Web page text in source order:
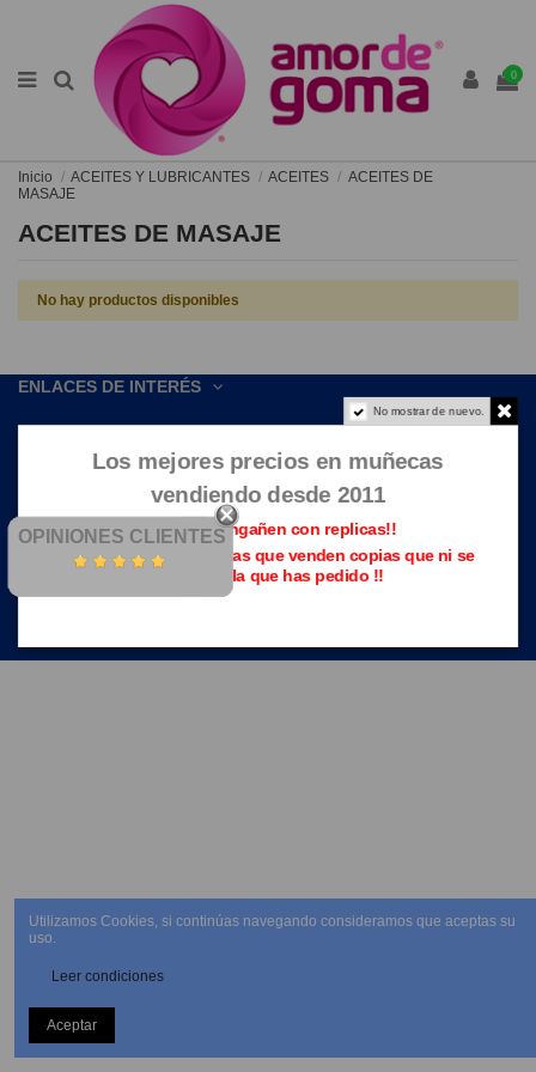
0
Inicio ACEITES Y LUBRICANTES ACEITES
ACEITES DE
MASAJE
ACEITES DE MASAJE
No hay productos disponibles
ENLACES DE INTERÉS
OPINIONES CLIENTES
No mostrar de nuevo.
Los mejores precios en muñecas
vendiendo desde 2011
Que no te engañen con replicas!!
Evita las páginas piratas que venden copias que ni se
parecen a la que has pedido !!
Utilizamos Cookies, si continúas navegando consideramos que aceptas su
uso.
Leer condiciones
Aceptar